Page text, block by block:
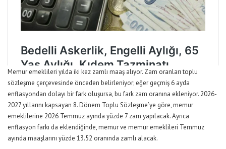
Memur emeklileri yılda iki kez zamlı maaş alıyor. Zam oranları toplu
sözleşme çerçevesinde önceden belirleniyor; eğer geçmiş 6 ayda
enflasyondan dolayı bir fark oluşursa, bu fark zam oranına ekleniyor. 2026-
2027 yıllarını kapsayan 8. Dönem Toplu Sözleşme’ye göre, memur
emeklilerine 2026 Temmuz ayında yüzde 7 zam yapılacak.Ayrıca
enflasyon farkı da eklendiğinde, memur ve memur emeklileri Temmuz
ayında maaşlarını yüzde 13.52 oranında zamlı alacak.